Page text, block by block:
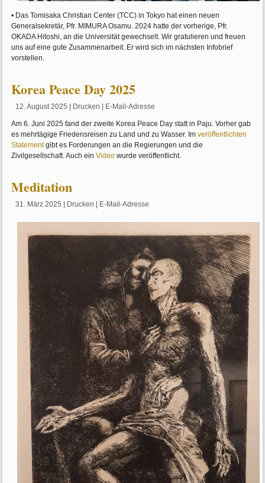
• Das Tomisaka Christian Center (TCC) in Tokyo hat einen neuen
Generalsekretär, Pfr. MIMURA Osamu. 2024 hatte der vorherige, Pfr.
OKADA Hitoshi, an die Universität gewechselt. Wir gratulieren und freuen
uns auf eine gute Zusammenarbeit. Er wird sich im nächsten Infobrief
vorstellen.
Korea Peace Day 2025
12. August 2025 Drucken E-Mail-Adresse
Am 6. Juni 2025 fand der zweite Korea Peace Day statt in Paju. Vorher gab
es mehrtägige Friedensreisen zu Land und zu Wasser. Imveröffentlichten
Statementgibt es Forderungen an die Regierungen und die
Zivilgesellschaft. Auch einVideo wurde veröffentlicht.
Meditation
31. März 2025 Drucken E-Mail-Adresse